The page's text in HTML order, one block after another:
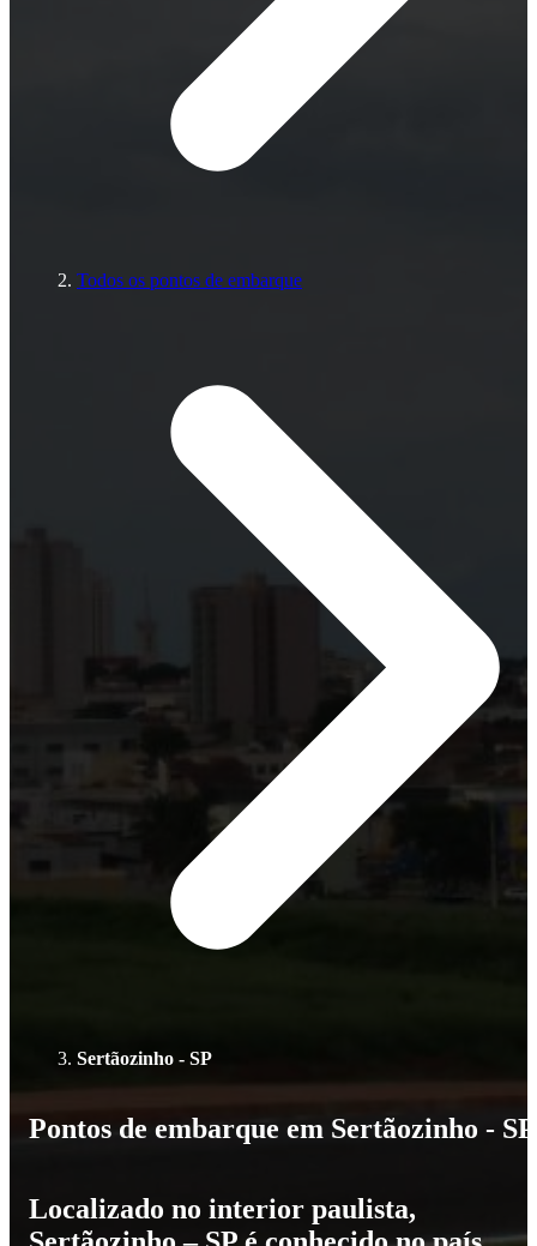
Todos os pontos de embarque
Sertãozinho - SP
Pontos de embarque em Sertãozinho - SP
Localizado no interior paulista,